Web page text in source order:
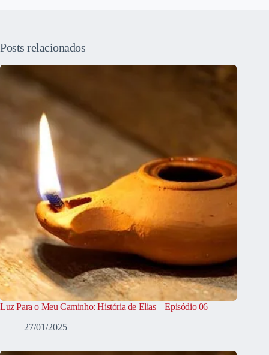
Posts relacionados
Luz Para o Meu Caminho: História de Elias – Episódio 06
27/01/2025